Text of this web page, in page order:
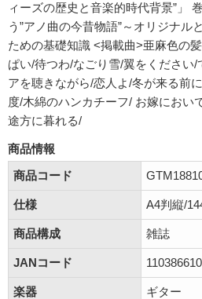
ィーズの歴史と音楽的時代背景”」
う”アノ曲の今昔物語”～オリジナル
ための基礎知識 <掲載曲>亜麻色の
ぱい/待つわ/なごり雪/翼をください
アを聴きながら/恋人よ/冬が来る前
度/木綿のハンカチーフ/ お嫁におい
途方に暮れる/
商品情報
商品コード
仕様 A4判縦/
商品構成 雑誌
JANコード
楽器 ギター